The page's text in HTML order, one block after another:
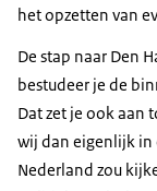
het opzetten van
De stap naar Den
bestudeer je de
Dat zet je ook aan
wij dan eigenlijk in
Nederland zou